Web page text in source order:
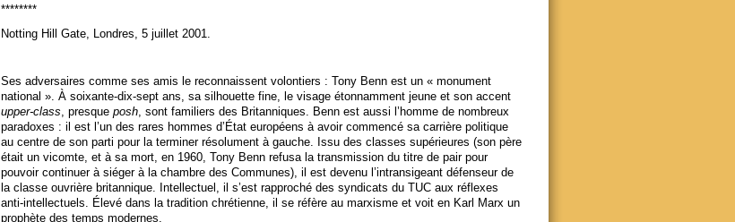
********
Notting Hill Gate, Londres, 5 juillet 2001.
Ses adversaires comme ses amis le reconnaissent volontiers : Tony Benn est un « monument
national ». À soixante-dix-sept ans, sa silhouette fine, le visage étonnamment jeune et son accent
upper-class , presque posh, sont familiers des Britanniques. Benn est aussi l’homme de nombreux
paradoxes : il est l’un des rares hommes d’État européens à avoir commencé sa carrière politique
au centre de son parti pour la terminer résolument à gauche. Issu des classes supérieures (son père
était un vicomte, et à sa mort, en 1960, Tony Benn refusa la transmission du titre de pair pour
pouvoir continuer à siéger à la chambre des Communes), il est devenu l’intransigeant défenseur de
la classe ouvrière britannique. Intellectuel, il s’est rapproché des syndicats du TUC aux réflexes
anti-intellectuels. Élevé dans la tradition chrétienne, il se réfère au marxisme et voit en Karl Marx un
prophète des temps modernes.